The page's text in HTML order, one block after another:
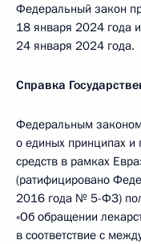
Федеральный закон
18 января 2024 года
24 января 2024 года.
Справка
Федеральным
о единых принципах и
средств в рамках
(ратифицировано
2016 года № 5-ФЗ)
«Об обращении
в соответствие с